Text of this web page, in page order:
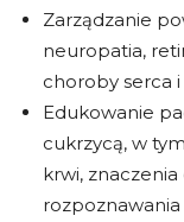
Zarządzanie
neuropatia,
choroby serca
Edukowanie
cukrzycą, w
krwi,